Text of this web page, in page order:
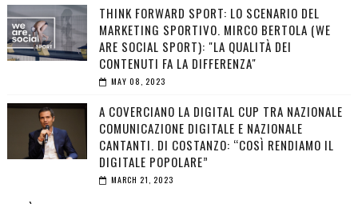
THINK FORWARD SPORT: LO SCENARIO DEL
MARKETING SPORTIVO. MIRCO BERTOLA (WE
ARE SOCIAL SPORT): "LA QUALITÀ DEI
CONTENUTI FA LA DIFFERENZA"
MAY 08, 2023
A COVERCIANO LA DIGITAL CUP TRA NAZIONALE
COMUNICAZIONE DIGITALE E NAZIONALE
CANTANTI. DI COSTANZO: “COSÌ RENDIAMO IL
DIGITALE POPOLARE”
MARCH 21, 2023